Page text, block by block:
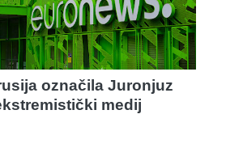
označila Juronjuz
medij